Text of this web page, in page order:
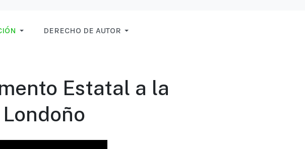
DERECHO DE AUTOR
Estatal a la